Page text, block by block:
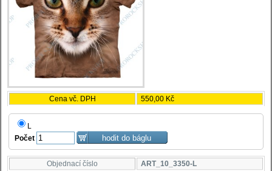
Cena vč. DPH 550,00 Kč
L
Počet
Objednací číslo
ART_10_3350-L